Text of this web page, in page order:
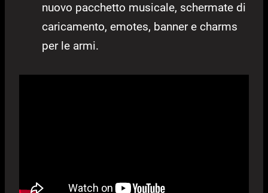
nuovo pacchetto musicale, schermate di
caricamento, emotes, banner e charms
per le armi.